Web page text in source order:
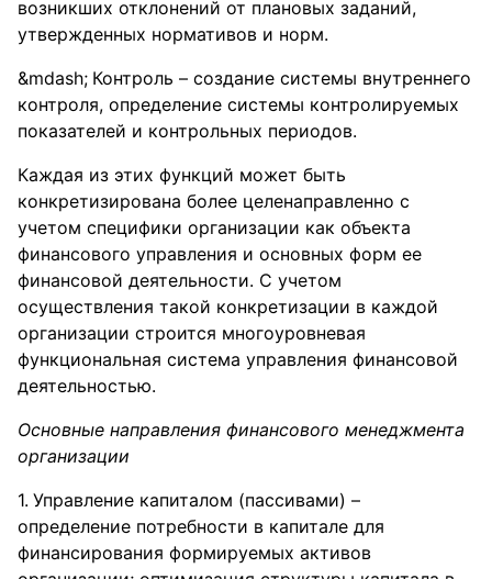
возникших отклонений от плановых заданий,
утвержденных нормативов и норм.
Контроль – создание системы внутреннего
контроля, определение системы контролируемых
показателей и контрольных периодов.
Каждая из этих функций может быть
конкретизирована более целенаправленно с
учетом специфики организации как объекта
финансового управления и основных форм ее
финансовой деятельности. С учетом
осуществления такой конкретизации в каждой
организации строится многоуровневая
функциональная система управления финансовой
деятельностью.
Основные направления финансового менеджмента
организации
Управление капиталом (пассивами) –
определение потребности в капитале для
финансирования формируемых активов